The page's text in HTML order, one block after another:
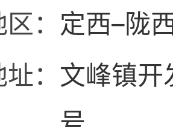
： 定西–陇
： 文峰镇开